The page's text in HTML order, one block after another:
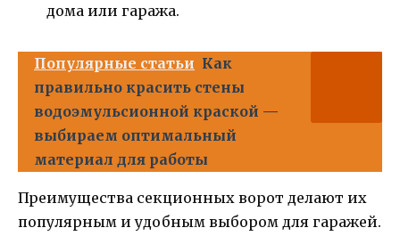
дома или гаража.
Популярные статьи Как
правильно красить стены
водоэмульсионной краской —
выбираем оптимальный
материал для работы
Преимущества секционных ворот делают их
популярным и удобным выбором для гаражей.